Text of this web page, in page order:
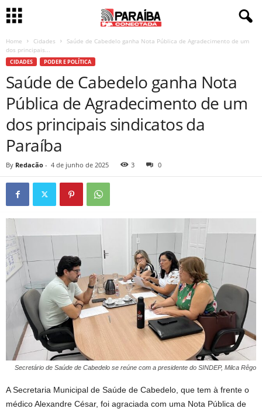
Home Cidades
Saúde de Cabedelo ganha Nota Pública de Agradecimento de um
dos principais...
CIDADES PODER E POLÍTICA
Saúde de Cabedelo ganha Nota
Pública de Agradecimento de um
dos principais sindicatos da
Paraíba
By Redacão - 4 de junho de 2025 3 0
Secretário de Saúde de Cabedelo se reúne com a presidente do SINDEP, Milca Rêgo
A Secretaria Municipal de Saúde de Cabedelo, que tem à frente o
médico Alexandre César, foi agraciada com uma Nota Pública de